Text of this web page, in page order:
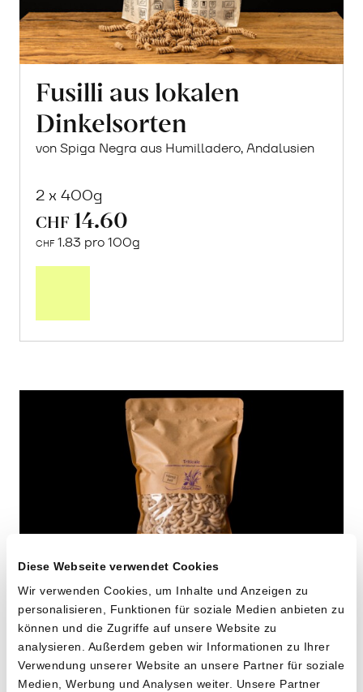
Diese Webseite verwendet Cookies
Wir verwenden Cookies, um Inhalte und Anzeigen zu
personalisieren, Funktionen für soziale Medien anbieten zu
können und die Zugriffe auf unsere Website zu
analysieren. Außerdem geben wir Informationen zu Ihrer
Verwendung unserer Website an unsere Partner für soziale
Medien, Werbung und Analysen weiter. Unsere Partner
Fusilli aus lokalen
Dinkelsorten
von Spiga Negra aus Humilladero, Andalusien
2 x 400g
CHF 14.60
CHF 1.83 pro 100g
Hörnli aus Triticale
von SlowGrow aus Mönchaltorf, ZH